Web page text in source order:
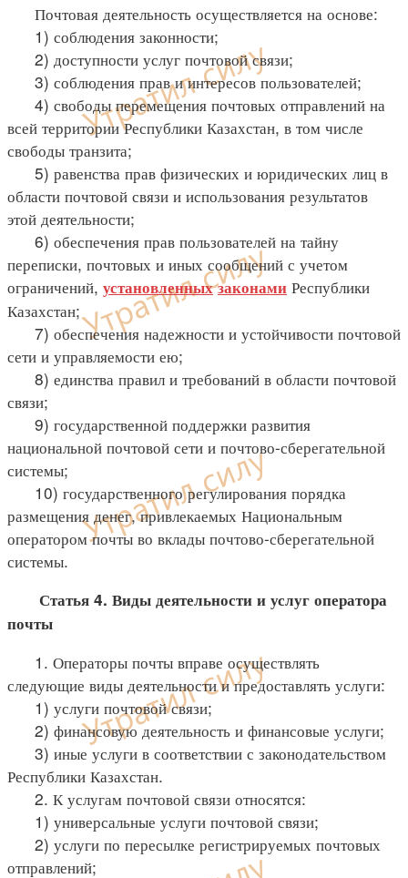
Почтовая деятельность осуществляется на основе:
1) соблюдения законности;
2) доступности услуг почтовой связи;
3) соблюдения прав и интересов пользователей;
4) свободы перемещения почтовых отправлений на
всей территории Республики Казахстан, в том числе
свободы транзита;
5) равенства прав физических и юридических лиц в
области почтовой связи и использования результатов
этой деятельности;
6) обеспечения прав пользователей на тайну
переписки, почтовых и иных сообщений с учетом
ограничений, установленных законами Республики
Казахстан;
7) обеспечения надежности и устойчивости почтовой
сети и управляемости ею;
8) единства правил и требований в области почтовой
связи;
9) государственной поддержки развития
национальной почтовой сети и почтово-сберегательной
системы;
10) государственного регулирования порядка
размещения денег, привлекаемых Национальным
оператором почты во вклады почтово-сберегательной
системы.
Статья 4. Виды деятельности и услуг оператора
почты
1. Операторы почты вправе осуществлять
следующие виды деятельности и предоставлять услуги:
1) услуги почтовой связи;
2) финансовую деятельность и финансовые услуги;
3) иные услуги в соответствии с законодательством
Республики Казахстан.
2. К услугам почтовой связи относятся:
1) универсальные услуги почтовой связи;
2) услуги по пересылке регистрируемых почтовых
отправлений;